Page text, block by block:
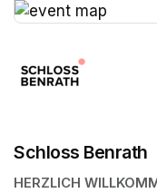
Schloss Benrath
HERZLICH